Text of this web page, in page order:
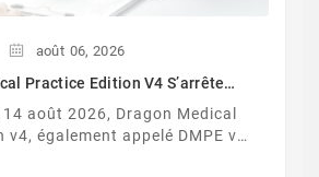
août 06, 2026
Practice Edition V4 S’arrête
août 2026, Dragon Medical
également appelé DMPE v4,